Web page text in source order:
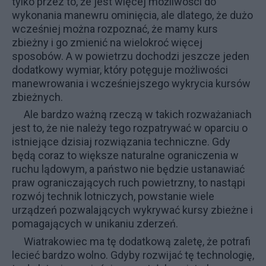
wykonania manewru ominięcia, ale dlatego, że dużo
wcześniej można rozpoznać, że mamy kurs
zbieżny i go zmienić na wielokroć więcej
sposobów. A w powietrzu dochodzi jeszcze jeden
dodatkowy wymiar, który potęguje możliwości
manewrowania i wcześniejszego wykrycia kursów
zbieżnych.
Ale bardzo ważną rzeczą w takich rozważaniach
jest to, że nie należy tego rozpatrywać w oparciu o
istniejące dzisiaj rozwiązania techniczne. Gdy
będą coraz to większe naturalne ograniczenia w
ruchu lądowym, a państwo nie będzie ustanawiać
praw ograniczających ruch powietrzny, to nastąpi
rozwój technik lotniczych, powstanie wiele
urządzeń pozwalających wykrywać kursy zbieżne i
pomagających w unikaniu zderzeń.
Wiatrakowiec ma tę dodatkową zaletę, że potrafi
lecieć bardzo wolno. Gdyby rozwijać tę technologię,